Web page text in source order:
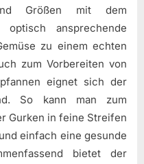
Größen mit dem
ansprechende
zu einem echten
zum Vorbereiten von
eignet sich der
So kann man zum
Gurken in feine Streifen
einfach eine gesunde
bietet der